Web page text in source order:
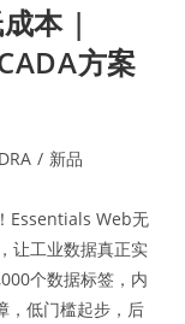
本 |
方案
/ 新品
Essentials Web无
让工业数据真正实
个数据标签，内
，低门槛起步，后